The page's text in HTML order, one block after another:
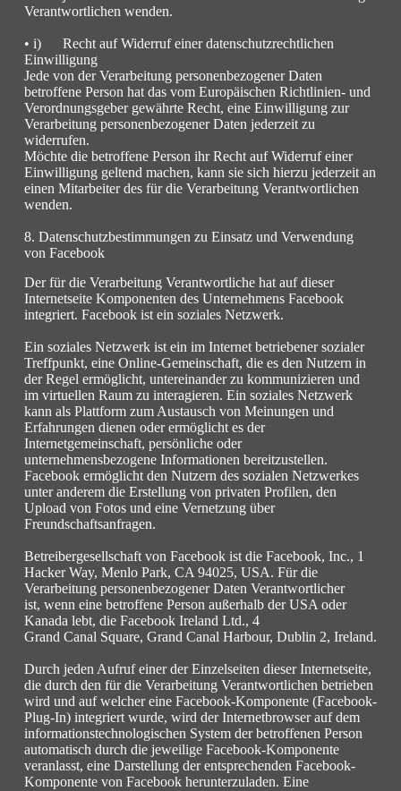
Verantwortlichen wenden.
• i) Recht auf Widerruf einer datenschutzrechtlichen
Einwilligung
Jede von der Verarbeitung personenbezogener Daten
betroffene Person hat das vom Europäischen Richtlinien- und
Verordnungsgeber gewährte Recht, eine Einwilligung zur
Verarbeitung personenbezogener Daten jederzeit zu
widerrufen.
Möchte die betroffene Person ihr Recht auf Widerruf einer
Einwilligung geltend machen, kann sie sich hierzu jederzeit an
einen Mitarbeiter des für die Verarbeitung Verantwortlichen
wenden.
8. Datenschutzbestimmungen zu Einsatz und Verwendung
von Facebook
Der für die Verarbeitung Verantwortliche hat auf dieser
Internetseite Komponenten des Unternehmens Facebook
integriert. Facebook ist ein soziales Netzwerk.
Ein soziales Netzwerk ist ein im Internet betriebener sozialer
Treffpunkt, eine Online-Gemeinschaft, die es den Nutzern in
der Regel ermöglicht, untereinander zu kommunizieren und
im virtuellen Raum zu interagieren. Ein soziales Netzwerk
kann als Plattform zum Austausch von Meinungen und
Erfahrungen dienen oder ermöglicht es der
Internetgemeinschaft, persönliche oder
unternehmensbezogene Informationen bereitzustellen.
Facebook ermöglicht den Nutzern des sozialen Netzwerkes
unter anderem die Erstellung von privaten Profilen, den
Upload von Fotos und eine Vernetzung über
Freundschaftsanfragen.
Betreibergesellschaft von Facebook ist die Facebook, Inc., 1
Hacker Way, Menlo Park, CA 94025, USA. Für die
Verarbeitung personenbezogener Daten Verantwortlicher
ist, wenn eine betroffene Person außerhalb der USA oder
Kanada lebt, die Facebook Ireland Ltd., 4
Grand Canal Square, Grand Canal Harbour, Dublin 2, Ireland.
Durch jeden Aufruf einer der Einzelseiten dieser Internetseite,
die durch den für die Verarbeitung Verantwortlichen betrieben
wird und auf welcher eine Facebook-Komponente (Facebook-
Plug-In) integriert wurde, wird der Internetbrowser auf dem
informationstechnologischen System der betroffenen Person
automatisch durch die jeweilige Facebook-Komponente
veranlasst, eine Darstellung der entsprechenden Facebook-
Komponente von Facebook herunterzuladen. Eine